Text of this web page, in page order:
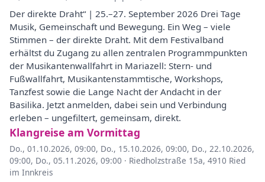
Der direkte Draht“ | 25.–27. September 2026 Drei Tage
Musik, Gemeinschaft und Bewegung. Ein Weg – viele
Stimmen – der direkte Draht. Mit dem Festivalband
erhältst du Zugang zu allen zentralen Programmpunkten
der Musikantenwallfahrt in Mariazell: Stern- und
Fußwallfahrt, Musikantenstammtische, Workshops,
Tanzfest sowie die Lange Nacht der Andacht in der
Basilika. Jetzt anmelden, dabei sein und Verbindung
erleben – ungefiltert, gemeinsam, direkt.
Klangreise am Vormittag
Do., 01.10.2026, 09:00, Do., 15.10.2026, 09:00, Do., 22.10.2026,
09:00, Do., 05.11.2026, 09:00 · Riedholzstraße 15a, 4910 Ried
im Innkreis